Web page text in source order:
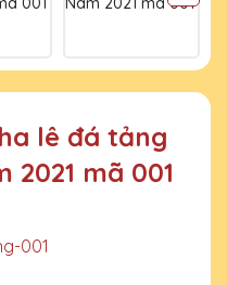
lê đá tảng
2021 mã 001
001